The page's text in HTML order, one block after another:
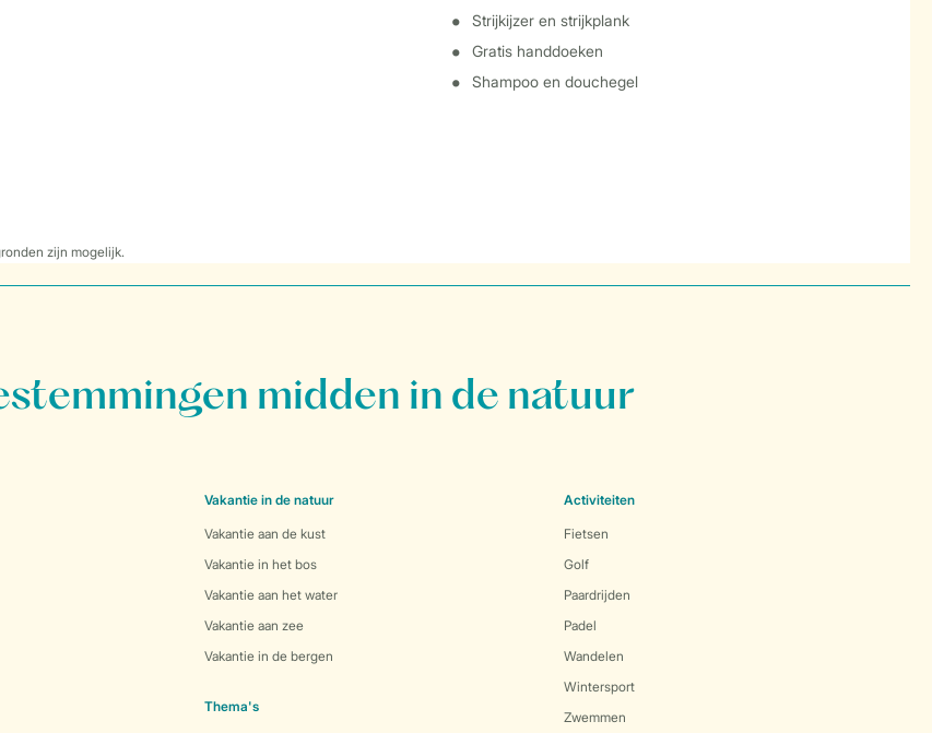
Strijkijzer en strijkplank
Gratis handdoeken
Shampoo en douchegel
zijn mogelijk.
midden in de natuur
Vakantie in de natuur
Vakantie aan de kust
Vakantie in het bos
Vakantie aan het water
Vakantie aan zee
Vakantie in de bergen
Thema's
Activiteiten
Fietsen
Golf
Paardrijden
Padel
Wandelen
Wintersport
Zwemmen